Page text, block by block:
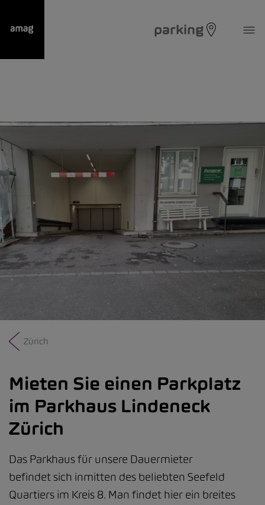
parking
Zürich
Mieten Sie einen Parkplatz
im Parkhaus Lindeneck
Zürich
Das Parkhaus für unsere Dauermieter
befindet sich inmitten des beliebten Seefeld
Quartiers im Kreis 8. Man findet hier ein breites